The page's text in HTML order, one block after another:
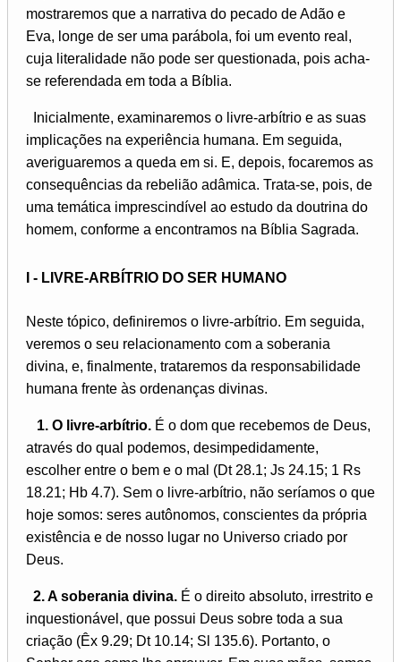
mostraremos que a narrativa do pecado de Adão e
Eva, longe de ser uma parábola, foi um evento real,
cuja literalidade não pode ser questionada, pois acha-
se referendada em toda a Bíblia.
Inicialmente, examinaremos o livre-arbítrio e as suas
implicações na experiência humana. Em seguida,
averiguaremos a queda em si. E, depois, focaremos as
consequências da rebelião adâmica. Trata-se, pois, de
uma temática imprescindível ao estudo da doutrina do
homem, conforme a encontramos na Bíblia Sagrada.
I - LIVRE-ARBÍTRIO DO SER HUMANO
Neste tópico, definiremos o livre-arbítrio. Em seguida,
veremos o seu relacionamento com a soberania
divina, e, finalmente, trataremos da responsabilidade
humana frente às ordenanças divinas.
1. O livre-arbítrio. É o dom que recebemos de Deus,
através do qual podemos, desimpedidamente,
escolher entre o bem e o mal (Dt 28.1; Js 24.15; 1 Rs
18.21; Hb 4.7). Sem o livre-arbítrio, não seríamos o que
hoje somos: seres autônomos, conscientes da própria
existência e de nosso lugar no Universo criado por
Deus.
2. A soberania divina. É o direito absoluto, irrestrito e
inquestionável, que possui Deus sobre toda a sua
criação (Êx 9.29; Dt 10.14; Sl 135.6). Portanto, o